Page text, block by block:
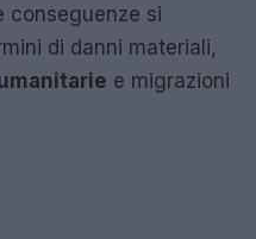
conseguenze si
di danni materiali,
e migrazioni